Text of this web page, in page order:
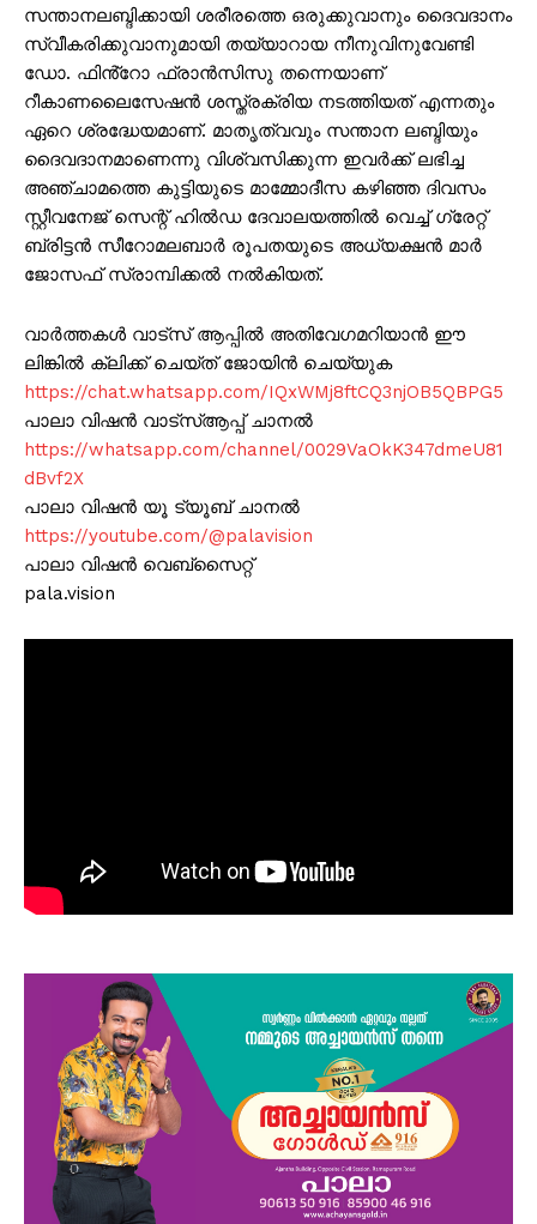
സന്താനലബ്ദിക്കായി ശരീരത്തെ ഒരുക്കുവാനും ദൈവദാനം
സ്വീകരിക്കുവാനുമായി തയ്യാറായ നീനുവിനുവേണ്ടി
ഡോ. ഫിൻ്റോ ഫ്രാൻസിസു തന്നെയാണ്
റീകാണലൈസേഷൻ ശസ്ത്രക്രിയ നടത്തിയത് എന്നതും
ഏറെ ശ്രദ്ധേയമാണ്. മാതൃത്വവും സന്താന ലബ്ദിയും
ദൈവദാനമാണെന്നു വിശ്വസിക്കുന്ന ഇവർക്ക് ലഭിച്ച
അഞ്ചാമത്തെ കുട്ടിയുടെ മാമ്മോദീസ കഴിഞ്ഞ ദിവസം
സ്റ്റീവനേജ് സെന്റ് ഹിൽഡ ദേവാലയത്തിൽ വെച്ച് ഗ്രേറ്റ്
ബ്രിട്ടൻ സീറോമലബാർ രൂപതയുടെ അധ്യക്ഷൻ മാർ
ജോസഫ് സ്രാമ്പിക്കൽ നൽകിയത്.
വാർത്തകൾ വാട്സ് ആപ്പിൽ അതിവേഗമറിയാൻ ഈ
ലിങ്കിൽ ക്ലിക്ക് ചെയ്ത് ജോയിൻ ചെയ്യുക
https://chat.whatsapp.com/IQxWMj8ftCQ3njOB5QBPG5
പാലാ വിഷൻ വാട്സ്ആപ്പ് ചാനൽ
https://whatsapp.com/channel/0029VaOkK347dmeU81
dBvf2X
പാലാ വിഷൻ യൂ ട്യൂബ് ചാനൽ
https://youtube.com/@palavision
പാലാ വിഷൻ വെബ്സൈറ്റ്
pala.vision